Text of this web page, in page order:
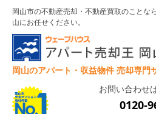
岡山市の不動産売却・不動産買取のことな
山にお任せください。
岡山のアパート・収益物件 売却専門
お問い合わせ
0120-